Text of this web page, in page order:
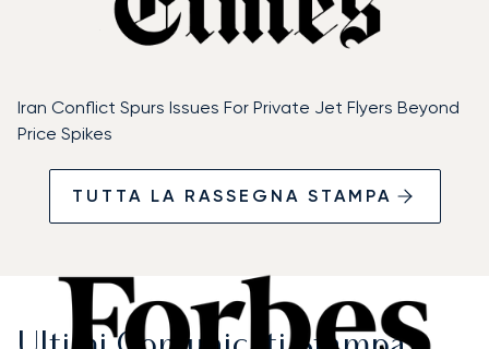
Iran Conflict Spurs Issues For Private Jet Flyers Beyond
Price Spikes
TUTTA LA RASSEGNA STAMPA